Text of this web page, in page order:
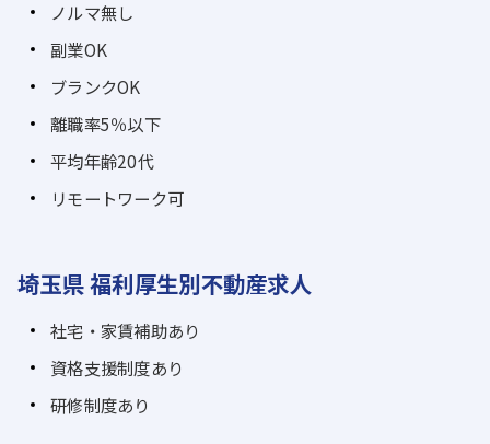
ノルマ無し
副業OK
ブランクOK
離職率5％以下
平均年齢20代
リモートワーク可
埼玉県 福利厚生別不動産求人
社宅・家賃補助あり
資格支援制度あり
研修制度あり